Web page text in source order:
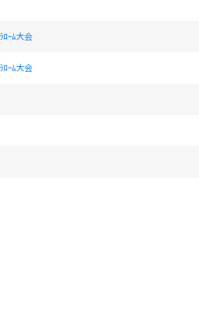
ﾛｰﾑ大会
ﾛｰﾑ大会